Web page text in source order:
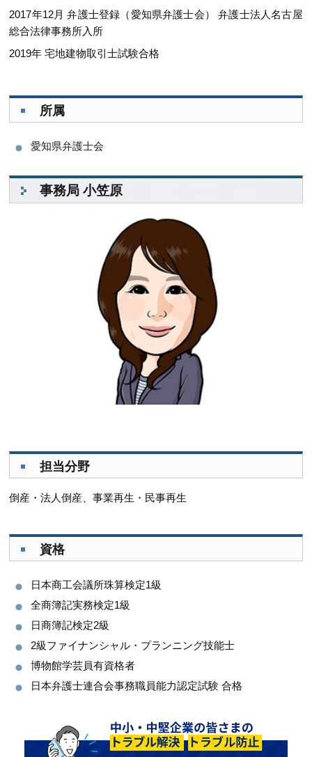
2017年12月 弁護士登録（愛知県弁護士会） 弁護士法人名古屋
総合法律事務所入所
2019年 宅地建物取引士試験合格
所属
愛知県弁護士会
事務局 小笠原
担当分野
倒産・法人倒産、事業再生・民事再生
資格
日本商工会議所珠算検定1級
全商簿記実務検定1級
日商簿記検定2級
2級ファイナンシャル・プランニング技能士
博物館学芸員有資格者
日本弁護士連合会事務職員能力認定試験 合格